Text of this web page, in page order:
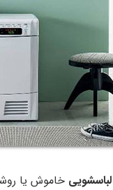
خاموش یا